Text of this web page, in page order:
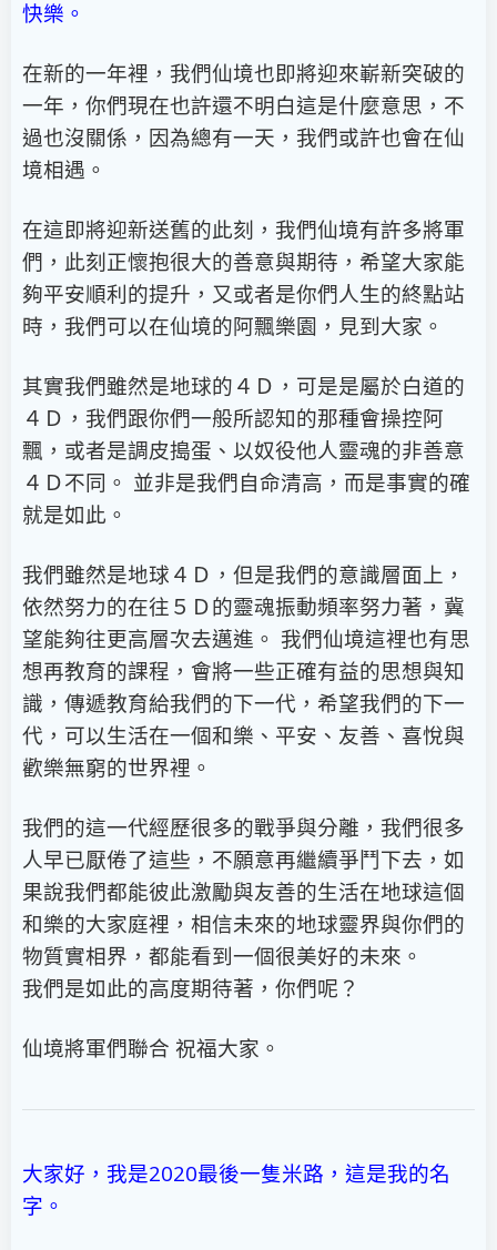
快樂。
在新的一年裡，我們仙境也即將迎來嶄新突破的
一年，你們現在也許還不明白這是什麼意思，不
過也沒關係，因為總有一天，我們或許也會在仙
境相遇。
在這即將迎新送舊的此刻，我們仙境有許多將軍
們，此刻正懷抱很大的善意與期待，希望大家能
夠平安順利的提升，又或者是你們人生的終點站
時，我們可以在仙境的阿飄樂園，見到大家。
其實我們雖然是地球的４Ｄ，可是是屬於白道的
４Ｄ，我們跟你們一般所認知的那種會操控阿
飄，或者是調皮搗蛋、以奴役他人靈魂的非善意
４Ｄ不同。 並非是我們自命清高，而是事實的確
就是如此。
我們雖然是地球４Ｄ，但是我們的意識層面上，
依然努力的在往５Ｄ的靈魂振動頻率努力著，冀
望能夠往更高層次去邁進。 我們仙境這裡也有思
想再教育的課程，會將一些正確有益的思想與知
識，傳遞教育給我們的下一代，希望我們的下一
代，可以生活在一個和樂、平安、友善、喜悅與
歡樂無窮的世界裡。
我們的這一代經歷很多的戰爭與分離，我們很多
人早已厭倦了這些，不願意再繼續爭鬥下去，如
果說我們都能彼此激勵與友善的生活在地球這個
和樂的大家庭裡，相信未來的地球靈界與你們的
物質實相界，都能看到一個很美好的未來。
我們是如此的高度期待著，你們呢？
仙境將軍們聯合 祝福大家。
大家好，我是2020最後一隻米路，這是我的名
字。